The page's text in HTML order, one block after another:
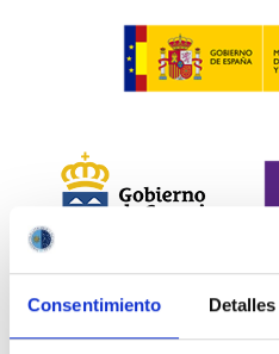
Consentimiento Detalles